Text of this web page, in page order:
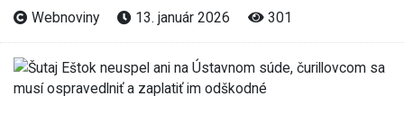
Webnoviny 13. január 2026 301